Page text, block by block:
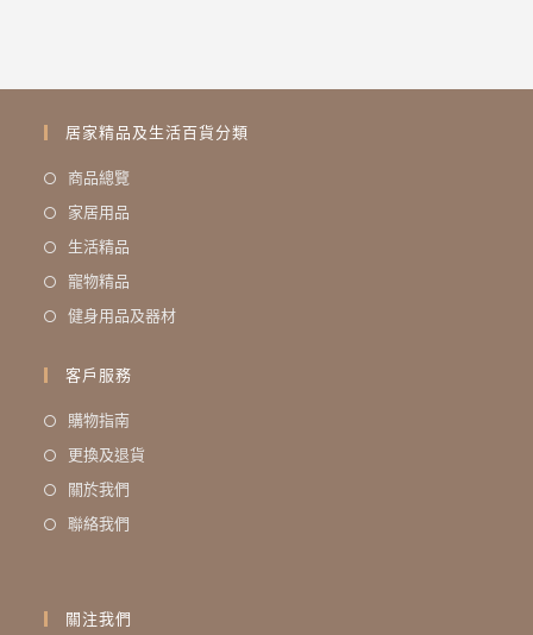
居家精品及生活百貨分類
商品總覽
家居用品
生活精品
寵物精品
健身用品及器材
客戶服務
購物指南
更換及退貨
關於我們
聯絡我們
關注我們